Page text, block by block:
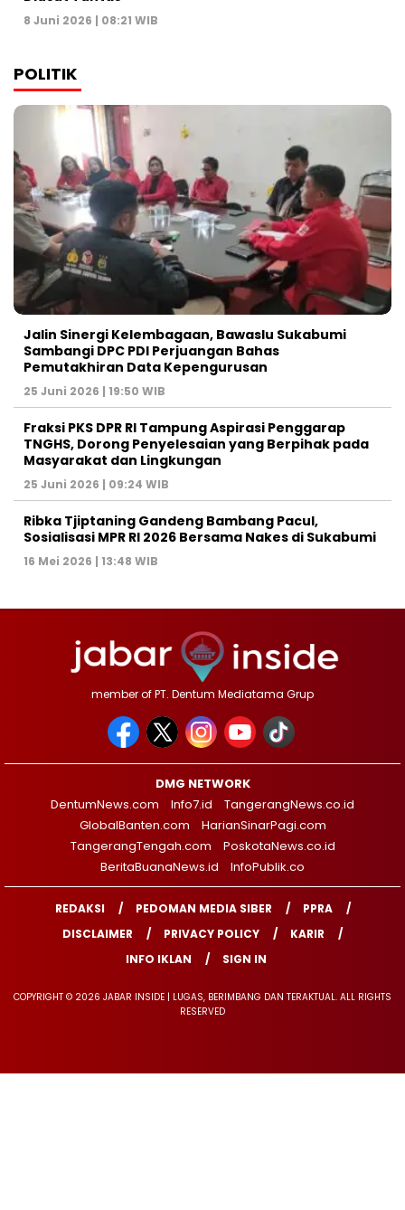
8 Juni 2026 | 08:21 WIB
POLITIK
Jalin Sinergi Kelembagaan, Bawaslu Sukabumi
Sambangi DPC PDI Perjuangan Bahas
Pemutakhiran Data Kepengurusan
25 Juni 2026 | 19:50 WIB
‎Fraksi PKS DPR RI Tampung Aspirasi Penggarap
TNGHS, Dorong Penyelesaian yang Berpihak pada
Masyarakat dan Lingkungan‎
25 Juni 2026 | 09:24 WIB
Ribka Tjiptaning Gandeng Bambang Pacul,
Sosialisasi MPR RI 2026 Bersama Nakes di Sukabumi
16 Mei 2026 | 13:48 WIB
member of PT. Dentum Mediatama Grup
DMG NETWORK
DentumNews.com
Info7.id
TangerangNews.co.id
GlobalBanten.com
HarianSinarPagi.com
TangerangTengah.com
PoskotaNews.co.id
BeritaBuanaNews.id
InfoPublik.co
REDAKSI PEDOMAN MEDIA SIBER
PPRA
DISCLAIMER
PRIVACY POLICY
KARIR
INFO IKLAN
SIGN IN
COPYRIGHT © 2026 JABAR INSIDE | LUGAS, BERIMBANG DAN TERAKTUAL. ALL RIGHTS
RESERVED